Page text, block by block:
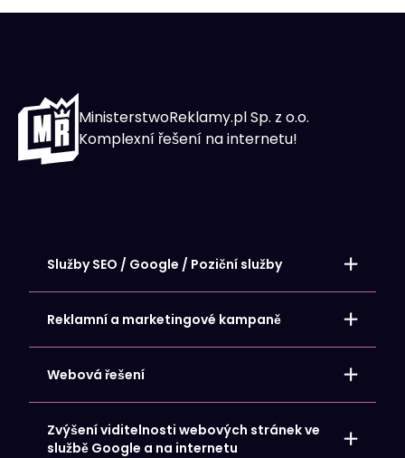
MinisterstwoReklamy.pl Sp. z o.o.
Komplexní řešení na internetu!
Služby SEO / Google / Poziční služby
Místní umístění – stránky SEO
Umístění internetových obchodů
Umístění webových stránek
Umístění vizitky Google My Business Card
Reklamní a marketingové kampaně
Google Ads – Reklamní kampaně
Reklamy na Facebooku a Meta
Reklamy na LinkedIn
Webová řešení
Obsahový marketing – Tvorba obsahu
Hosting a domény
Internetový obchod pro vás
Zvýšení viditelnosti webových stránek ve
službě Google a na internetu